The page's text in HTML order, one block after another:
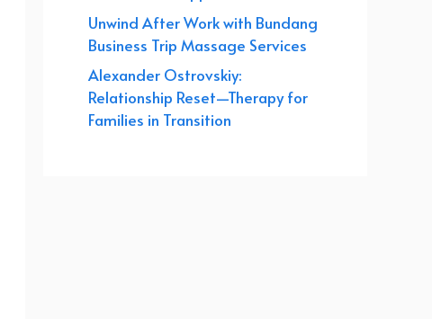
Unwind After Work with Bundang
Business Trip Massage Services
Alexander Ostrovskiy:
Relationship Reset—Therapy for
Families in Transition